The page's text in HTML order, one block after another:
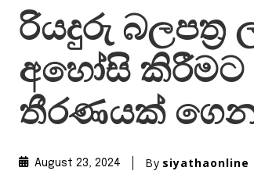
රියදුරු බලපත්‍ර
අහෝසි කිරීමට
තීරණයක් ගෙන
August 23, 2024 By siyathaonline